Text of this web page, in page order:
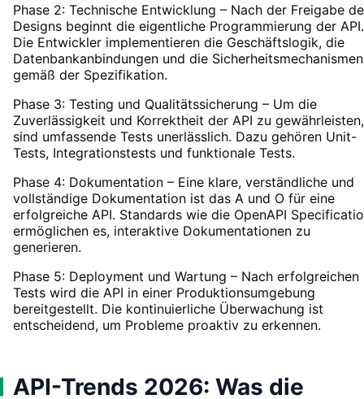
Phase 2: Technische Entwicklung – Nach der Freigabe
Designs beginnt die eigentliche Programmierung der API.
Die Entwickler implementieren die Geschäftslogik, die
Datenbankanbindungen und die Sicherheitsmechanismen
gemäß der Spezifikation.
Phase 3: Testing und Qualitätssicherung – Um die
Zuverlässigkeit und Korrektheit der API zu gewährleisten,
sind umfassende Tests unerlässlich. Dazu gehören Unit-
Tests, Integrationstests und funktionale Tests.
Phase 4: Dokumentation – Eine klare, verständliche und
vollständige Dokumentation ist das A und O für eine
erfolgreiche API. Standards wie die OpenAPI
ermöglichen es, interaktive Dokumentationen zu
generieren.
Phase 5: Deployment und Wartung – Nach erfolgreichen
Tests wird die API in einer Produktionsumgebung
bereitgestellt. Die kontinuierliche Überwachung ist
entscheidend, um Probleme proaktiv zu erkennen.
API-Trends 2026: Was die